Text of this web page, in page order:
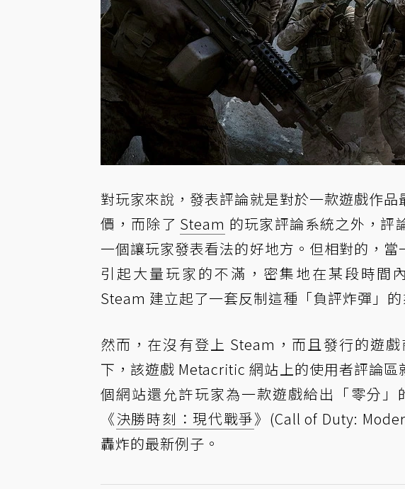
對玩家來說，發表評論就是對於一款遊戲作
價，而除了 Steam 的玩家評論系統之外，評
一個讓玩家發表看法的好地方。但相對的，
引起大量玩家的不滿，密集地在某段時間
Steam 建立起了一套反制這種「負評炸彈」的
然而，在沒有登上 Steam，而且發行的遊
下，該遊戲 Metacritic 網站上的使用者評論
個網站還允許玩家為一款遊戲給出「零分」
《決勝時刻：現代戰爭》(Call of Duty:
轟炸的最新例子。